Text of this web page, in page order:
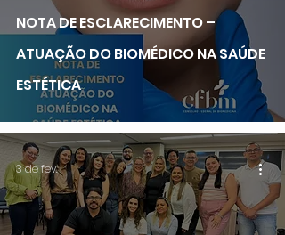
NOTA DE ESCLARECIMENTO –
ATUAÇÃO DO BIOMÉDICO NA SAÚDE
ESTÉTICA
3 de fev.